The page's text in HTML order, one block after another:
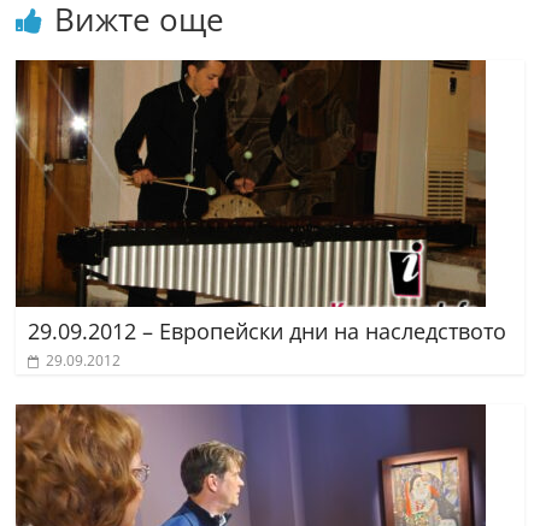
Вижте още
29.09.2012 – Европейски дни на наследството
29.09.2012